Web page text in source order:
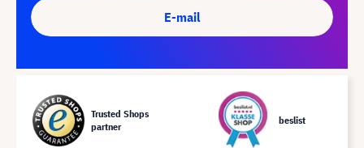
E-mail
Trusted Shops
partner
beslist